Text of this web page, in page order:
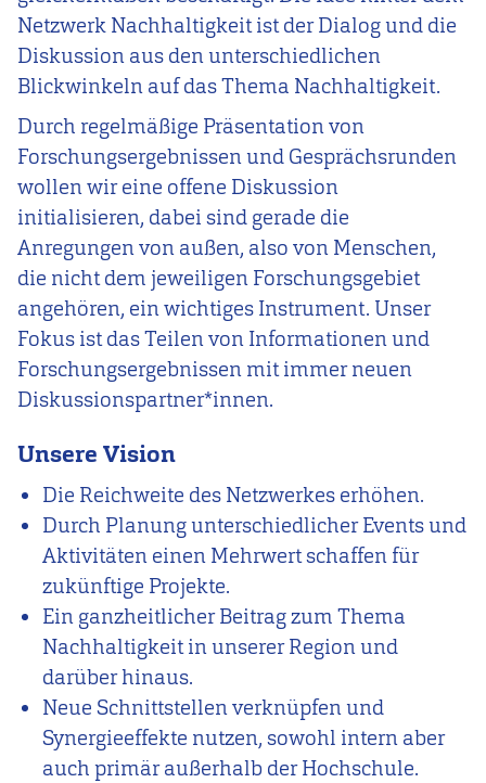
Netzwerk Nachhaltigkeit ist der Dialog und die
Diskussion aus den unterschiedlichen
Blickwinkeln auf das Thema Nachhaltigkeit.
Durch regelmäßige Präsentation von
Forschungsergebnissen und Gesprächsrunden
wollen wir eine offene Diskussion
initialisieren, dabei sind gerade die
Anregungen von außen, also von Menschen,
die nicht dem jeweiligen Forschungsgebiet
angehören, ein wichtiges Instrument. Unser
Fokus ist das Teilen von Informationen und
Forschungsergebnissen mit immer neuen
Diskussionspartner*innen.
Unsere Vision
Die Reichweite des Netzwerkes erhöhen.
Durch Planung unterschiedlicher Events und
Aktivitäten einen Mehrwert schaffen für
zukünftige Projekte.
Ein ganzheitlicher Beitrag zum Thema
Nachhaltigkeit in unserer Region und
darüber hinaus.
Neue Schnittstellen verknüpfen und
Synergieeffekte nutzen, sowohl intern aber
auch primär außerhalb der Hochschule.